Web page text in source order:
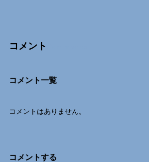
コメント
コメント一覧
コメントはありません。
コメントする